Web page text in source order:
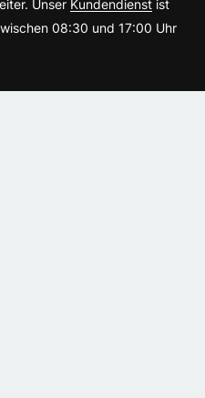
Unser Kundendienst ist
08:30 und 17:00 Uhr